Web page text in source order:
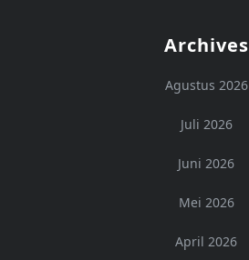
Archives
Agustus 2026
Juli 2026
Juni 2026
Mei 2026
April 2026